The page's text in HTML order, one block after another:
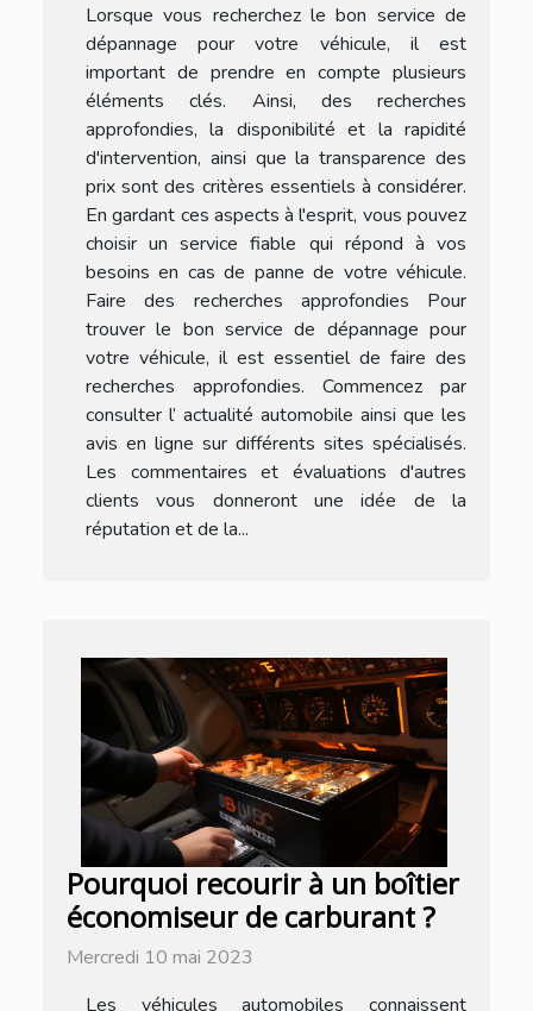
Lorsque vous recherchez le bon service de
dépannage pour votre véhicule, il est
important de prendre en compte plusieurs
éléments clés. Ainsi, des recherches
approfondies, la disponibilité et la rapidité
d'intervention, ainsi que la transparence des
prix sont des critères essentiels à considérer.
En gardant ces aspects à l'esprit, vous pouvez
choisir un service fiable qui répond à vos
besoins en cas de panne de votre véhicule.
Faire des recherches approfondies Pour
trouver le bon service de dépannage pour
votre véhicule, il est essentiel de faire des
recherches approfondies. Commencez par
consulter l’ actualité automobile ainsi que les
avis en ligne sur différents sites spécialisés.
Les commentaires et évaluations d'autres
clients vous donneront une idée de la
réputation et de la...
Pourquoi recourir à un boîtier
économiseur de carburant ?
Mercredi 10 mai 2023
Les véhicules automobiles connaissent